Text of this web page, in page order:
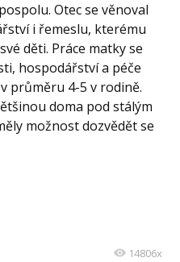
Otec se věnoval
i řemeslu, kterému
děti. Práce matky se
hospodářství a péče
průměru 4-5 v rodině.
doma pod stálým
možnost dozvědět se
14806x